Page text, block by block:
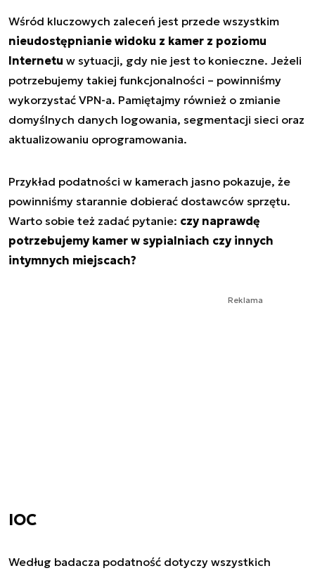
Wśród kluczowych zaleceń jest przede wszystkim
nieudostępnianie widoku z kamer z poziomu
Internetu w sytuacji, gdy nie jest to konieczne. Jeżeli
potrzebujemy takiej funkcjonalności – powinniśmy
wykorzystać VPN-a. Pamiętajmy również o zmianie
domyślnych danych logowania, segmentacji sieci oraz
aktualizowaniu oprogramowania.
Przykład podatności w kamerach jasno pokazuje, że
powinniśmy starannie dobierać dostawców sprzętu.
Warto sobie też zadać pytanie: czy naprawdę
potrzebujemy kamer w sypialniach czy innych
intymnych miejscach?
Reklama
IOC
Według badacza podatność dotyczy wszystkich